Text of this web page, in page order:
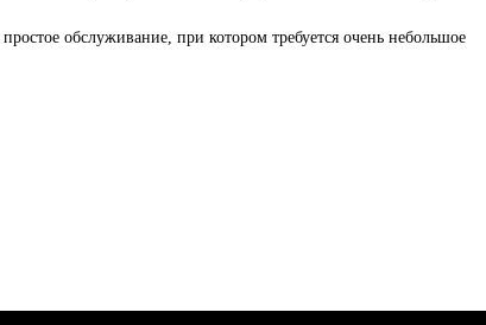
обслуживание, при котором требуется очень небольшое